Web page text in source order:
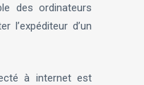
des ordinateurs
l’expéditeur d’un
à internet est